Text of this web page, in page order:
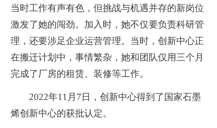
当时工作有声有色，但挑战与机遇并存的新岗位
激发了她的闯劲。加入时，她不仅要负责科研管
理，还要涉足企业运营管理。当时，创新中心正
在搬迁计划中，事情繁杂，她和团队仅用三个月
完成了厂房的租赁、装修等工作。
2022年11月7日，创新中心得到了国家石墨
烯创新中心的获批认定。